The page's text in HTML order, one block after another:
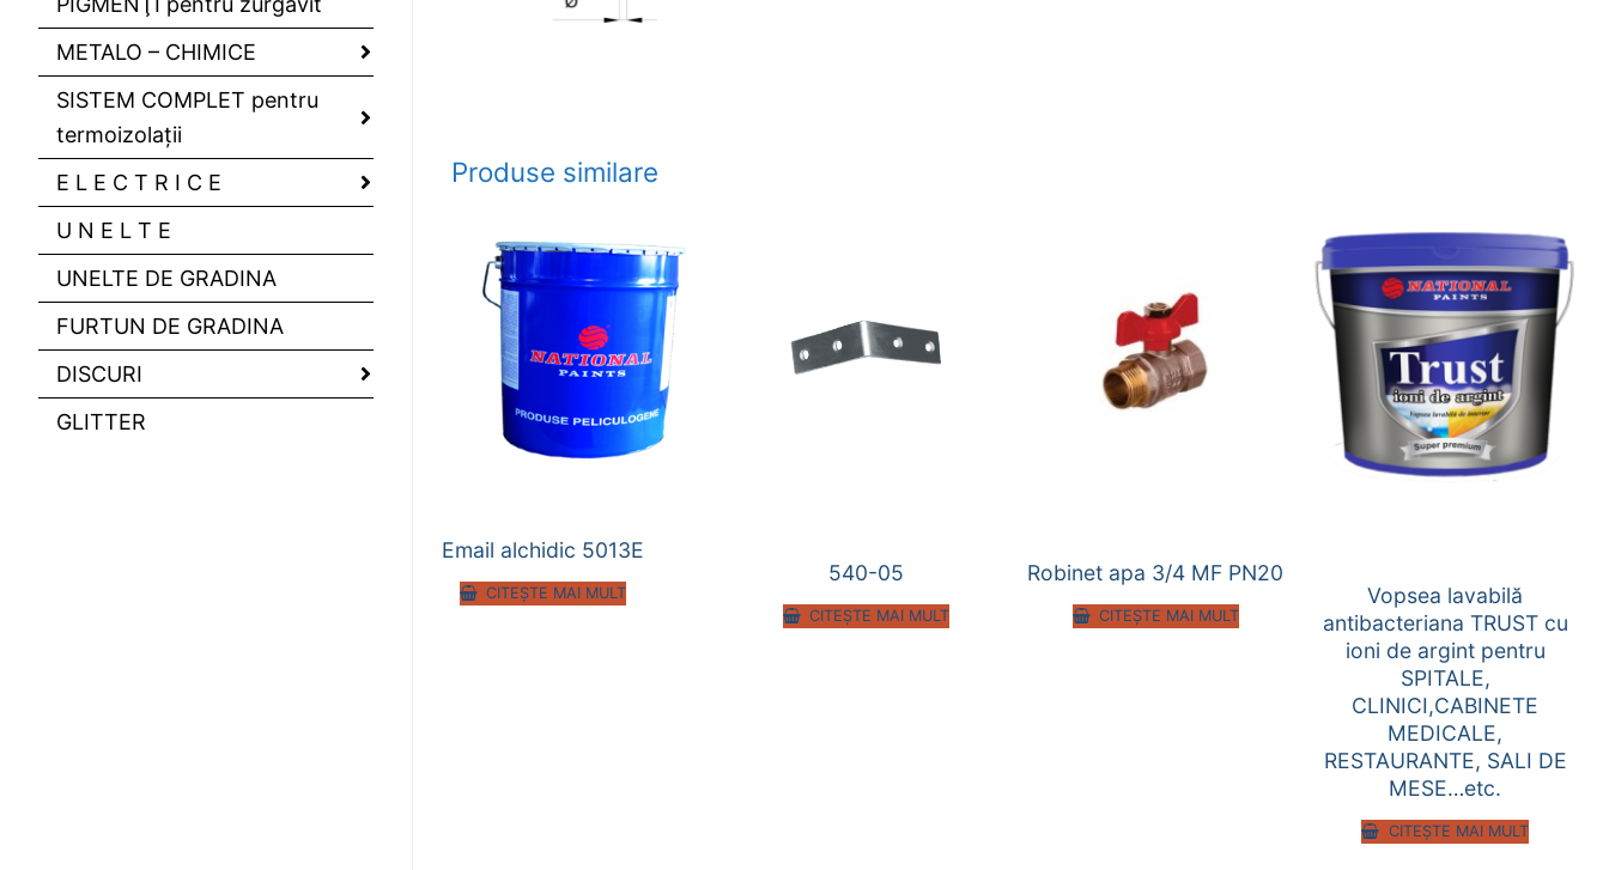
Produse similare
Email alchidic 5013E
CITEȘTE MAI MULT
540-05
CITEȘTE MAI MULT
Robinet apa 3/4 MF PN20
CITEȘTE MAI MULT
Vopsea lavabilă
antibacteriana TRUST cu
ioni de argint pentru
SPITALE,
CLINICI,CABINETE
MEDICALE,
RESTAURANTE, SALI DE
MESE…etc.
CITEȘTE MAI MULT
METALO – CHIMICE
SISTEM COMPLET pentru
termoizolaţii
E L E C T R I C E
U N E L T E
UNELTE DE GRADINA
FURTUN DE GRADINA
DISCURI
GLITTER